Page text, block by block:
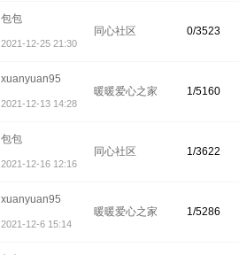
包包
2021-12-25 21:30
同心社区 0/3523
xuanyuan95
2021-12-13 14:28
暖暖爱心之家 1/5160
包包
2021-12-16 12:16
同心社区 1/3622
xuanyuan95
2021-12-6 15:14
暖暖爱心之家 1/5286